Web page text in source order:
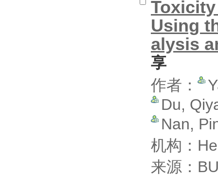
Using
alysis
享
作者：
Du,
Nan,
机构：
来源：